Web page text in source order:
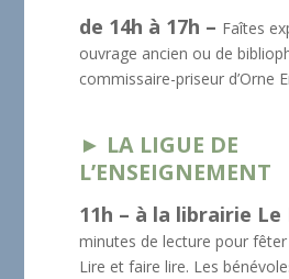
de 14h à 17h – Faîtes
ouvrage ancien ou de
commissaire-priseur d’Orne
► LA LIGUE DE
L’ENSEIGNEMENT
11h – à la librairie Le
minutes de lecture pour
Lire et faire lire. Les